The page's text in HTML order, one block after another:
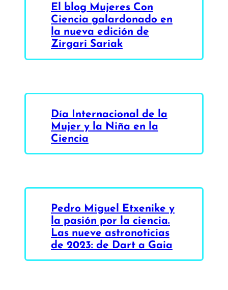
El blog Mujeres Con
Ciencia galardonado en
la nueva edición de
Zirgari Sariak
Día Internacional de la
Mujer y la Niña en la
Ciencia
Pedro Miguel Etxenike y
la pasión por la ciencia.
Las nueve astronoticias
de 2023: de Dart a Gaia